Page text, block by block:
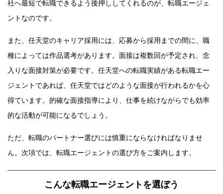
社へ最短で転職できるよう後押ししてくれるのが、転職エージェ
ントなのです。
また、任天堂のキャリア採用には、応募から採用までの間に、職
種によっては作品選考があります。面接は複数回が予定され、念
入りな面接対策が必要です。任天堂への転職実績がある転職エー
ジェントであれば、任天堂ではどのような面接が行われるかを心
得ています。的確な面接指導により、仕事を続けながらでも効率
的な活動が可能になるでしょう。
ただ、転職のパートナー選びには慎重にならなければなりませ
ん。次項では、転職エージェントの選び方をご案内します。
こんな転職エージェントを選ぼう